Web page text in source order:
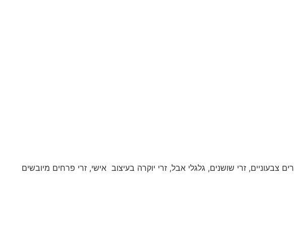
צבעוניים, זרי שושנים, גלגלי אבל, זרי יוקרה בעיצוב אישי, זרי פרחים מיובשים